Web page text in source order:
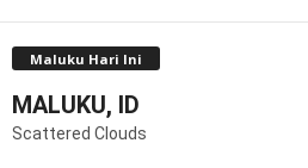
Maluku Hari Ini
MALUKU, ID
Scattered Clouds